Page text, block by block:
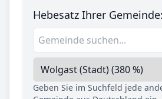
Hebesatz Ihrer Gemeinde:
Geben Sie im Suchfeld jede